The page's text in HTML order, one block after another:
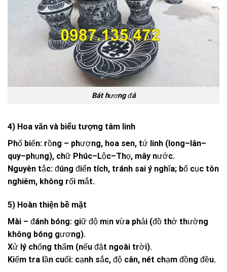
Bát hương đá
4) Hoa văn và biểu tượng tâm linh
Phổ biến: rồng – phượng, hoa sen, tứ linh (long–lân–
quy–phụng), chữ Phúc–Lộc–Thọ, mây nước.
Nguyên tắc: đúng điển tích, tránh sai ý nghĩa; bố cục tôn
nghiêm, không rối mắt.
5) Hoàn thiện bề mặt
Mài – đánh bóng: giữ độ mịn vừa phải (đồ thờ thường
không bóng gương).
Xử lý chống thấm (nếu đặt ngoài trời).
Kiểm tra lần cuối: cạnh sắc, độ cân, nét chạm đồng đều.